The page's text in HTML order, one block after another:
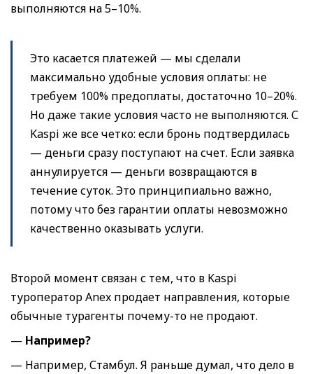
выполняются на 5–10%.
Это касается платежей — мы сделали
максимально удобные условия оплаты: не
требуем 100% предоплаты, достаточно 10–20%.
Но даже такие условия часто не выполняются. С
Kaspi же все четко: если бронь подтвердилась
— деньги сразу поступают на счет. Если заявка
аннулируется — деньги возвращаются в
течение суток. Это принципиально важно,
потому что без гарантии оплаты невозможно
качественно оказывать услуги.
Второй момент связан с тем, что в Kaspi
туроператор Anex продает направления, которые
обычные турагенты почему-то не продают.
— Например?
— Например, Стамбул. Я раньше думал, что дело в